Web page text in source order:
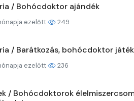
/ Bohócdoktor ajándék
ezelőtt 249
/ Barátkozás, bohócdoktor játék
ezelőtt 236
/ Bohócdoktorok